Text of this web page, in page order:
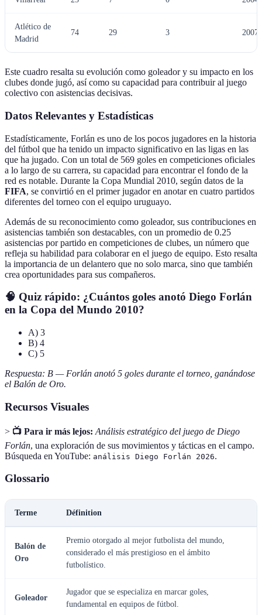
Atlético de
Madrid
74 29 3
Este cuadro resalta su evolución como goleador y su impacto en los
clubes donde jugó, así como su capacidad para contribuir al juego
colectivo con asistencias decisivas.
Datos Relevantes y Estadísticas
Estadísticamente, Forlán es uno de los pocos jugadores en la historia
del fútbol que ha tenido un impacto significativo en las ligas en las
que ha jugado. Con un total de 569 goles en competiciones oficiales
a lo largo de su carrera, su capacidad para encontrar el fondo de la
red es notable. Durante la Copa Mundial 2010, según datos de la
FIFA, se convirtió en el primer jugador en anotar en cuatro partidos
diferentes del torneo con el equipo uruguayo.
Además de su reconocimiento como goleador, sus contribuciones en
asistencias también son destacables, con un promedio de 0.25
asistencias por partido en competiciones de clubes, un número que
refleja su habilidad para colaborar en el juego de equipo. Esto resalta
la importancia de un delantero que no solo marca, sino que también
crea oportunidades para sus compañeros.
🧠 Quiz rápido: ¿Cuántos goles anotó Diego Forlán
en la Copa del Mundo 2010?
A) 3
B) 4
C) 5
Respuesta: B — Forlán anotó 5 goles durante el torneo, ganándose
el Balón de Oro.
Recursos Visuales
> 📺 Para ir más lejos: Análisis estratégico del juego de Diego
Forlán, una exploración de sus movimientos y tácticas en el campo.
Búsqueda en YouTube: análisis Diego Forlán 2026.
Glossario
Terme Définition
Balón de
Oro
Premio otorgado al mejor futbolista del mundo,
considerado el más prestigioso en el ámbito
futbolístico.
Goleador
Jugador que se especializa en marcar goles,
fundamental en equipos de fútbol.